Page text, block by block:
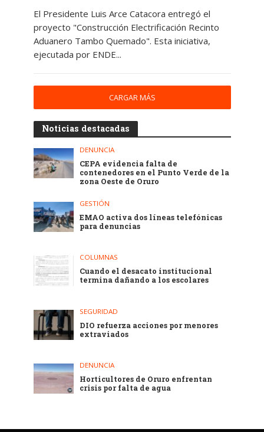
El Presidente Luis Arce Catacora entregó el
proyecto "Construcción Electrificación Recinto
Aduanero Tambo Quemado". Esta iniciativa,
ejecutada por ENDE...
CARGAR MÁS
Noticias destacadas
DENUNCIA
CEPA evidencia falta de
contenedores en el Punto Verde de la
zona Oeste de Oruro
GESTIÓN
EMAO activa dos líneas telefónicas
para denuncias
COLUMNAS
Cuando el desacato institucional
termina dañando a los escolares
SEGURIDAD
DIO refuerza acciones por menores
extraviados
DENUNCIA
Horticultores de Oruro enfrentan
crisis por falta de agua